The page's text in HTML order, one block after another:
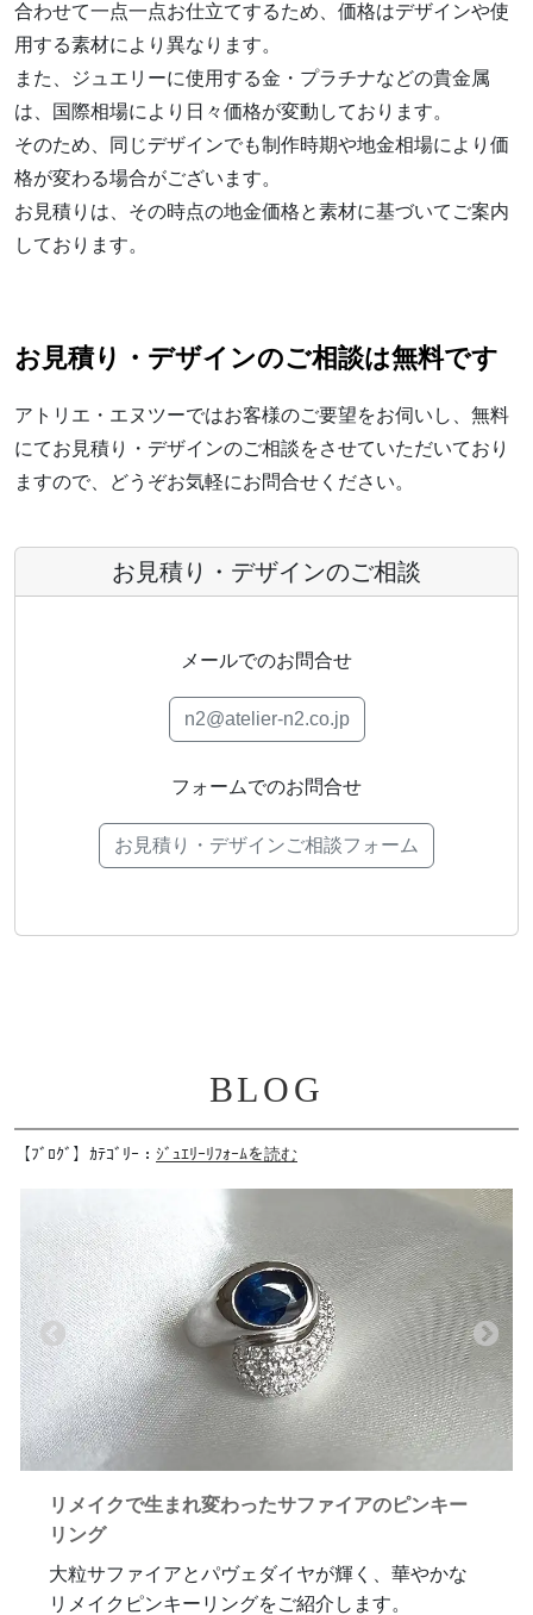
合わせて一点一点お仕立てするため、価格はデザインや使
用する素材により異なります。
また、ジュエリーに使用する金・プラチナなどの貴金属
は、国際相場により日々価格が変動しております。
そのため、同じデザインでも制作時期や地金相場により価
格が変わる場合がございます。
お見積りは、その時点の地金価格と素材に基づいてご案内
しております。
お見積り・デザインのご相談は無料です
アトリエ・エヌツーではお客様のご要望をお伺いし、無料
にてお見積り・デザインのご相談をさせていただいており
ますので、どうぞお気軽にお問合せください。
お見積り・デザインのご相談
メールでのお問合せ
n2@atelier-n2.co.jp
フォームでのお問合せ
お見積り・デザインご相談フォーム
BLOG
【ﾌﾞﾛｸﾞ】ｶﾃｺﾞﾘｰ： ｼﾞｭｴﾘｰﾘﾌｫｰﾑを読む
リメイクで生まれ変わったサファイアのピンキー
リング
大粒サファイアとパヴェダイヤが輝く、華やかな
リメイクピンキーリングをご紹介します。